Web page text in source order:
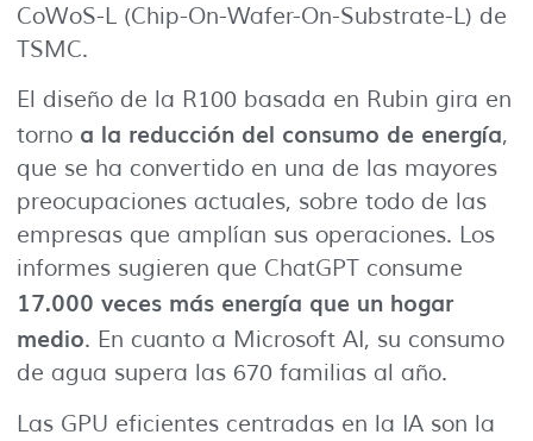
CoWoS-L (Chip-On-Wafer-On-Substrate-L) de
TSMC.
El diseño de la R100 basada en Rubin gira en
torno a la reducción del consumo de energía,
que se ha convertido en una de las mayores
preocupaciones actuales, sobre todo de las
empresas que amplían sus operaciones. Los
informes sugieren que ChatGPT consume
17.000 veces más energía que un hogar
medio. En cuanto a Microsoft AI, su consumo
de agua supera las 670 familias al año.
Las GPU eficientes centradas en la IA son la